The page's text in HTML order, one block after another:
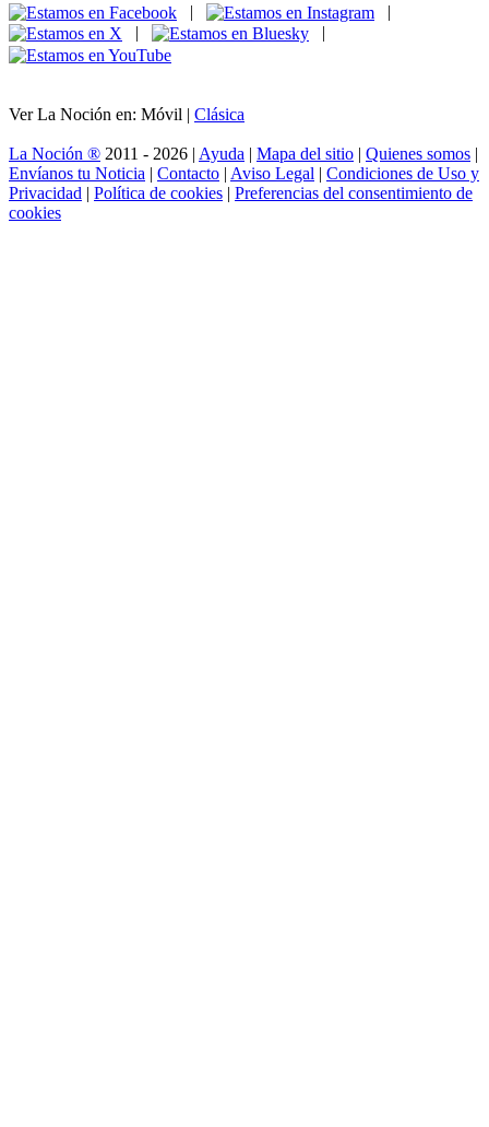
|
|
|
|
Ver La Noción en: Móvil | Clásica
La Noción ® 2011 - 2026 | Ayuda | Mapa del sitio | Quienes somos |
Envíanos tu Noticia | Contacto | Aviso Legal | Condiciones de Uso y
Privacidad | Política de cookies | Preferencias del consentimiento de
cookies